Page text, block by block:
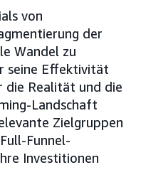
von
der
Wandel zu
seine Effektivität
die Realität und die
Landschaft
Zielgruppen
Funnel-
Investitionen